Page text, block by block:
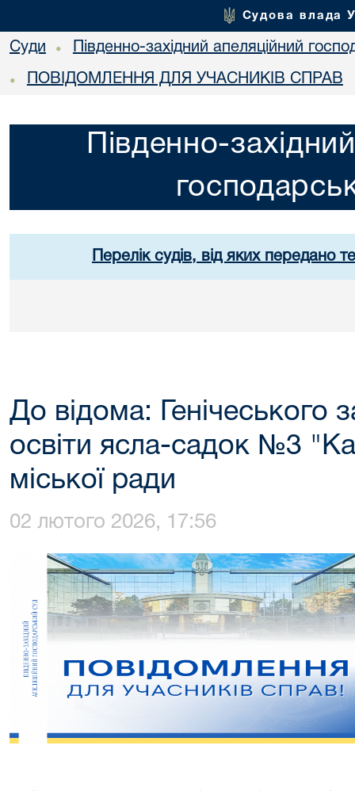
Судова влада
Суди • Південно-західний апеляційний
• ПОВІДОМЛЕННЯ ДЛЯ УЧАСНИКІВ СПРАВ
Південно-
Перелік судів, від яких передано
До відома: Генічеського
освіти ясла-садок №3
міської ради
02 лютого 2026, 17:56